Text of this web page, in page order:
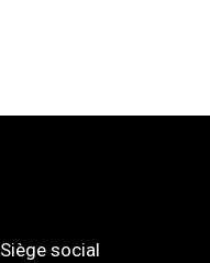
Siège social